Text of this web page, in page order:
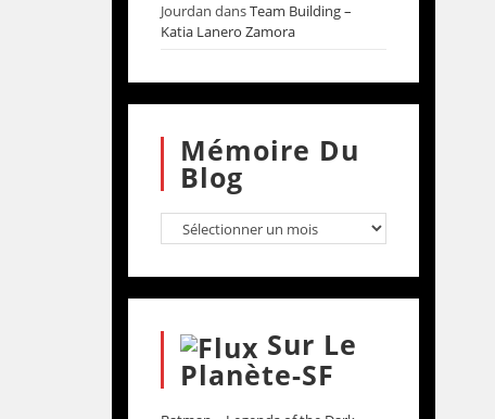
Jourdan dansTeam Building –
Katia Lanero Zamora
Mémoire Du
Blog
Sur Le
Planète-SF